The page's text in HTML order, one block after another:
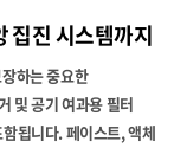
집진 시스템까지
하는 중요한
및 공기 여과용 필터
됩니다. 페이스트, 액체